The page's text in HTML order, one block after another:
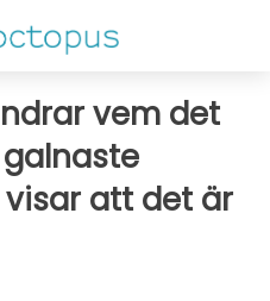
vem det
visar att det är